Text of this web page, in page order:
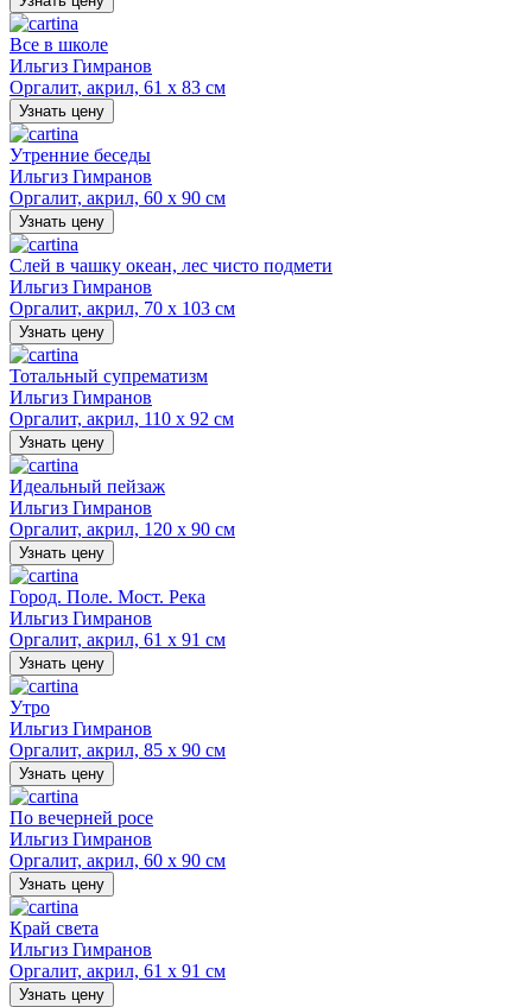
Все в школе
Ильгиз Гимранов
Оргалит, акрил, 61 х 83 см
Узнать цену
Утренние беседы
Ильгиз Гимранов
Оргалит, акрил, 60 х 90 см
Узнать цену
Слей в чашку океан, лес чисто подмети
Ильгиз Гимранов
Оргалит, акрил, 70 х 103 см
Узнать цену
Тотальный супрематизм
Ильгиз Гимранов
Оргалит, акрил, 110 х 92 см
Узнать цену
Идеальный пейзаж
Ильгиз Гимранов
Оргалит, акрил, 120 х 90 см
Узнать цену
Город. Поле. Мост. Река
Ильгиз Гимранов
Оргалит, акрил, 61 х 91 см
Узнать цену
Утро
Ильгиз Гимранов
Оргалит, акрил, 85 х 90 см
Узнать цену
По вечерней росе
Ильгиз Гимранов
Оргалит, акрил, 60 х 90 см
Узнать цену
Край света
Ильгиз Гимранов
Оргалит, акрил, 61 х 91 см
Узнать цену